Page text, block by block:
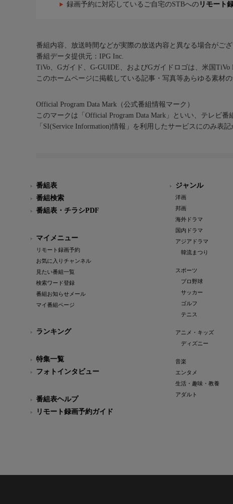
録画予約に対応しているご自宅のSTBへの リモート
番組内容、放送時間などが実際の放送内容と異なる場合がござ
番組データ提供元：IPG Inc.
TiVo、Gガイド、G-GUIDE、およびGガイドロゴは、米国
このホームページに掲載している記事・写真等あらゆる素材
Official Program Data Mark（公式番組情報マーク）
このマークは「Official Program Data Mark」といい、テレビ番
「SI(Service Information)情報」を利用したサービスにのみ表
番組表
番組検索
番組表・チラシPDF
マイメニュー
リモート録画予約
お気に入りチャンネル
見たい番組一覧
検索ワード登録
番組お知らせメール
マイ番組ページ
ランキング
特集一覧
フォトインタビュー
番組表ヘルプ
リモート録画予約ガイド
ジャンル
洋画
邦画
海外ドラマ
国内ドラマ
アジアドラマ
韓流まつり
スポーツ
プロ野球
サッカー
ゴルフ
テニス
アニメ・キッズ
ディズニー
音楽
エンタメ
生活・趣味・教養
アダルト